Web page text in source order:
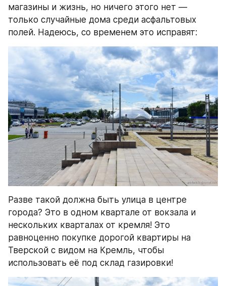
магазины и жизнь, но ничего этого нет —
только случайные дома среди асфальтовых
полей. Надеюсь, со временем это исправят:
Разве такой должна быть улица в центре
города? Это в одном квартале от вокзала и
нескольких кварталах от кремля! Это
равноценно покупке дорогой квартиры на
Тверской с видом на Кремль, чтобы
использовать её под склад газировки!